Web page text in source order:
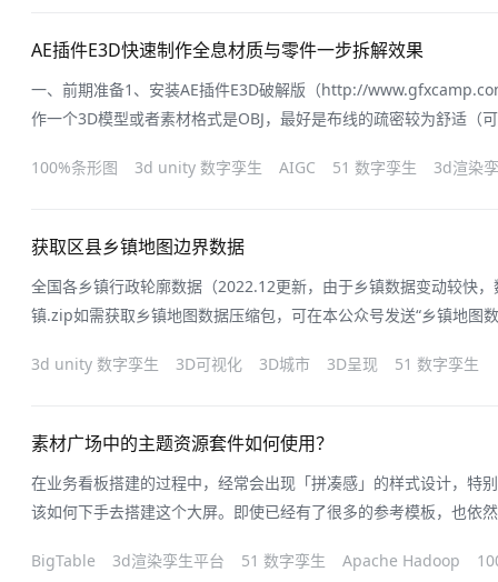
AE插件E3D快速制作全息材质与零件一步拆解效果
一、前期准备1、安装AE插件E3D破解版（http://
作一个3D模型或者素材格式是OBJ，最好是布线的疏密较为舒适（
实现画面的色彩相似的图 到这里基本准备就差不多了～二、全息效
100%条形图 3d unity 数字孪生 AIGC 51 数字孪生 3d渲染
获取区县乡镇地图边界数据
全国各乡镇行政轮廓数据（2022.12更新，由于乡镇数据变动较快
镇.zip如需获取乡镇地图数据压缩包，可在本公众号发送“乡镇地图
个对应码表👇AMap_adcode_citycode.xlsx例如「浙江省-台州市-
3d unity 数字孪生 3D可视化 3D城市 3D呈现 51 数字孪生
素材广场中的主题资源套件如何使用？
在业务看板搭建的过程中，经常会出现「拼凑感」的样式设计，特
该如何下手去搭建这个大屏。即使已经有了很多的参考模板，也依
大家使用，目前已覆盖颜色规范、文字、地图、图表、装饰等各大
BigTable 3d渲染孪生平台 51 数字孪生 Apache Hadoop